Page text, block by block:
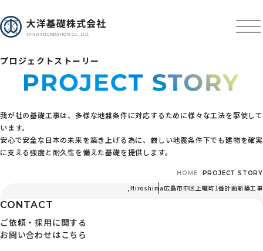
プロジェクトストーリー
我が社の基礎工事は、多様な地盤条件に対応するために様々な工法を駆使して
います。
安心で安全な日本の未来を築き上げる為に、厳しい地震条件下でも建物を確実
に支える強度と耐久性を備えた基礎を提供します。
HOME PROJECT STORY
,Hiroshima広島市中区上幟町1番計画新築工事
CONTACT
ご依頼・採用に関する
お問い合わせはこちら